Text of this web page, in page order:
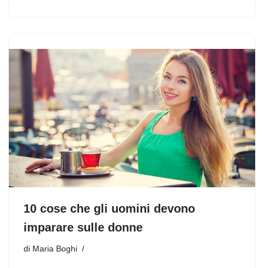
10 cose che gli uomini devono
imparare sulle donne
di Maria Boghi